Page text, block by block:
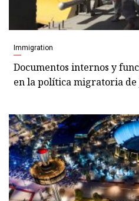
Immigration
Documentos internos y
en la política migratoria de